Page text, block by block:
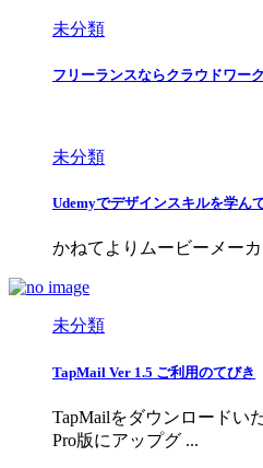
未分類
フリーランスならクラウドワー
未分類
Udemyでデザインスキルを学ん
かねてよりムービーメー
未分類
TapMail Ver 1.5 ご利用のてびき
TapMailをダウンロードい
Pro版にアップグ ...